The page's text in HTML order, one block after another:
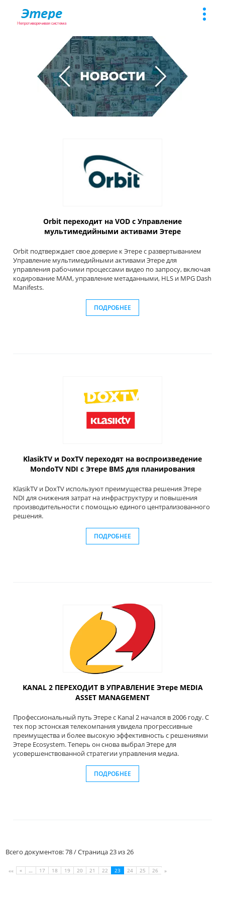
Toggle
Orbit переходит на VOD с Управление
мультимедийными активами Этере
Orbit подтверждает свое доверие к Этере с развертыванием
Управление мультимедийными активами Этере для
управления рабочими процессами видео по запросу, включая
кодирование MAM, управление метаданными, HLS и MPG Dash
Manifests.
ПОДРОБНЕЕ
KlasikTV и DoxTV переходят на воспроизведение
MondoTV NDI с Этере BMS для планирования
KlasikTV и DoxTV используют преимущества решения Этере
NDI для снижения затрат на инфраструктуру и повышения
производительности с помощью единого централизованного
решения.
ПОДРОБНЕЕ
KANAL 2 ПЕРЕХОДИТ В УПРАВЛЕНИЕ Этере MEDIA
ASSET MANAGEMENT
Профессиональный путь Этере с Kanal 2 начался в 2006 году. С
тех пор эстонская телекомпания увидела прогрессивные
преимущества и более высокую эффективность с решениями
Этере Ecosystem. Теперь он снова выбрал Этере для
усовершенствованной стратегии управления медиа.
ПОДРОБНЕЕ
Всего документов: 78 / Страница 23 из 26
«« « … 17 18 19 20 21 22 23 24 25 26 »